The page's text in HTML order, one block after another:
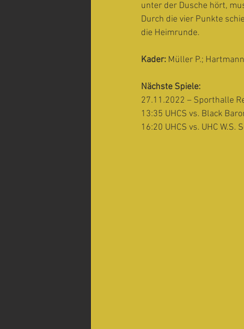
unter der Dusche hört,
Durch die vier Punkte
die Heimrunde.
Kader: Müller P.;
Nächste Spiele:
27.11.2022 – Sporthalle
13:35 UHCS vs. Black
16:20 UHCS vs. UHC W.S.